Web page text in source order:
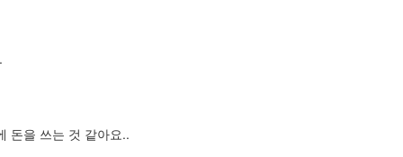
돈을 쓰는 것 같아요..